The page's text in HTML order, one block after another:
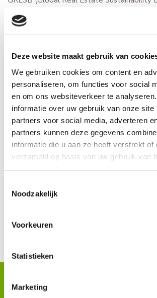
Deze website maakt gebruik van
We gebruiken cookies om content en
personaliseren, om functies voor social
en om ons websiteverkeer te
informatie over uw gebruik van onze site
partners voor social media, adverteren
partners kunnen deze gegevens
informatie die u aan ze heeft verstrekt of
verzameld op basis van uw gebruik van
Noodzakelijk
Voorkeuren
Statistieken
Marketing
duurzaamheidsprestaties van
kan sinds 2015 middels GPR in GRESB
wij voor u het benodigde GPR certificaat
hiermee tot een hogere GRESB score te
vastgoed aantoonbaar te beoordelen.
DGBC Woonmerk gewaardeerd in
eerste in Nederland gecertificeerd
kunnen uw portefeuille beoordelen
Woonmerk.
GRESB-scores hebben invloed op de
wereldwijd inzien dat ze aantrekkelijk
beleggers als ze zich aansluiten bij deze